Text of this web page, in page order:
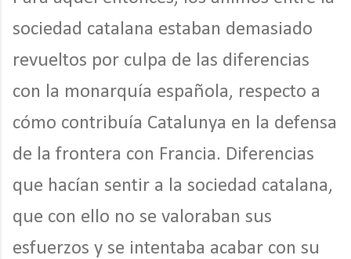
sociedad catalana estaban demasiado
revueltos por culpa de las diferencias
con la monarquía española, respecto a
cómo contribuía Catalunya en la defensa
de la frontera con Francia. Diferencias
que hacían sentir a la sociedad catalana,
que con ello no se valoraban sus
esfuerzos y se intentaba acabar con su